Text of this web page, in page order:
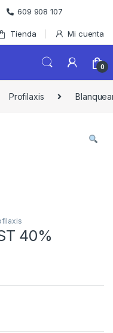
609 908 107
Tienda Mi cuenta
0
Profilaxis
40%